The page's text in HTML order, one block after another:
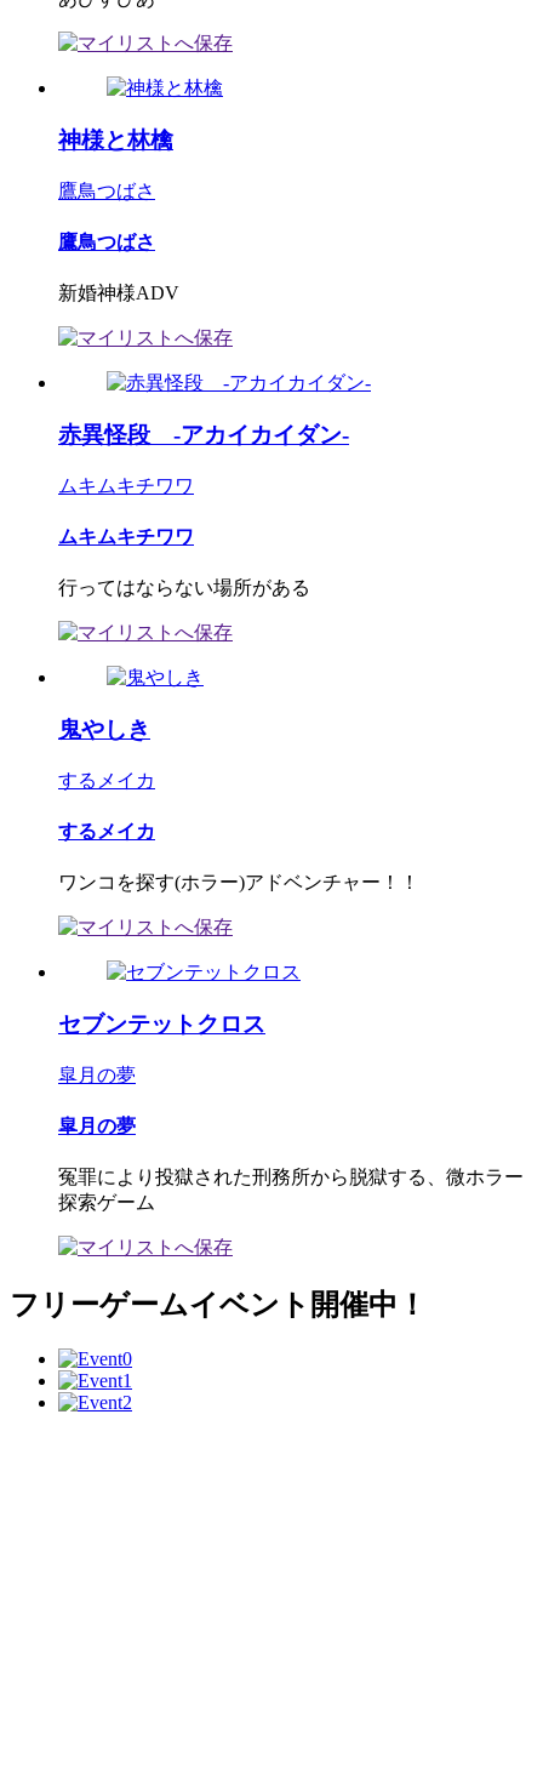
神様と林檎
鷹鳥つばさ
鷹鳥つばさ
新婚神様ADV
赤異怪段 -アカイカイダン-
ムキムキチワワ
ムキムキチワワ
行ってはならない場所がある
鬼やしき
するメイカ
するメイカ
ワンコを探す(ホラー)アドベンチャー！！
セブンテットクロス
皐月の夢
皐月の夢
冤罪により投獄された刑務所から脱獄する、微ホラー
探索ゲーム
フリーゲームイベント開催中！